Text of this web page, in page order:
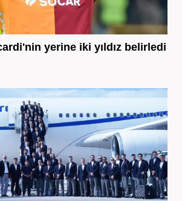
yerine iki yıldız belirledi